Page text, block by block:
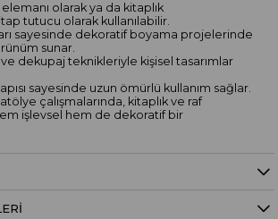
olarak ya da kitaplık
tutucu olarak kullanılabilir.
sayesinde dekoratif boyama projelerinde
sunar.
dekupaj teknikleriyle kişisel tasarımlar
sayesinde uzun ömürlü kullanım sağlar.
çalışmalarında, kitaplık ve raf
işlevsel hem de dekoratif bir